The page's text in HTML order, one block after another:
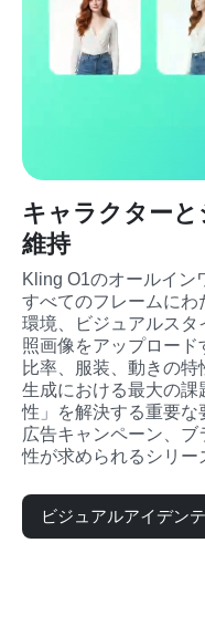
キャラクター
維持
Kling O1のオールイン
すべてのフレームにわ
環境、ビジュアルスタ
照画像をアップロード
比率、服装、動きの
生成における最大の
性」を解決する重要な
広告キャンペーン、
性が求められるシリー
ビジュアルアイデン